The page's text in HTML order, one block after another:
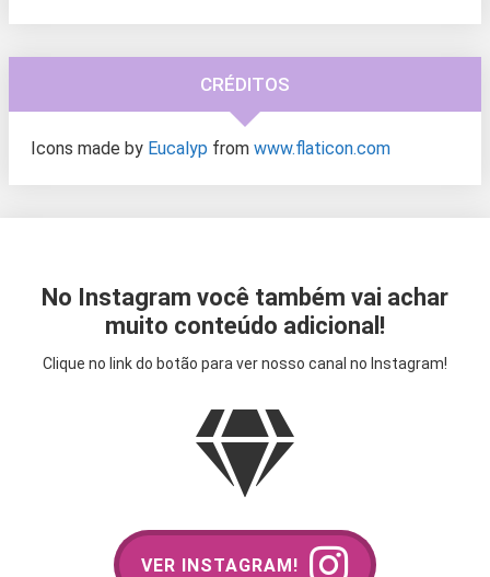
CRÉDITOS
Icons made by Eucalyp from www.flaticon.com
No Instagram você também vai achar
muito conteúdo adicional!
Clique no link do botão para ver nosso canal no Instagram!
VER INSTAGRAM!